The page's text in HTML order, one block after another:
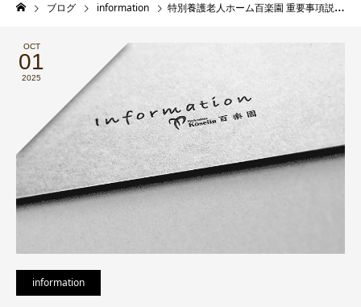
ブログ information 特別養護老人ホーム百楽園 重要事項説明書
OCT
01
2025
information